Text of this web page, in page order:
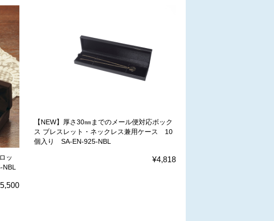
ッ
NBL
【NEW】厚さ30㎜までのメール便対応ボック
ス ブレスレット・ネックレス兼用ケース 10
個入り SA-EN-925-NBL
¥4,818